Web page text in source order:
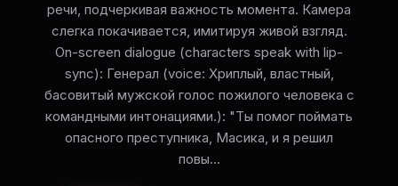
речи, подчеркивая важность момента. Камера
слегка покачивается, имитируя живой взгляд.
On-screen dialogue (characters speak with lip-
sync): Генерал (voice: Хриплый, властный,
басовитый мужской голос пожилого человека с
командными интонациями.): "Ты помог поймать
опасного преступника, Масика, и я решил
повы...